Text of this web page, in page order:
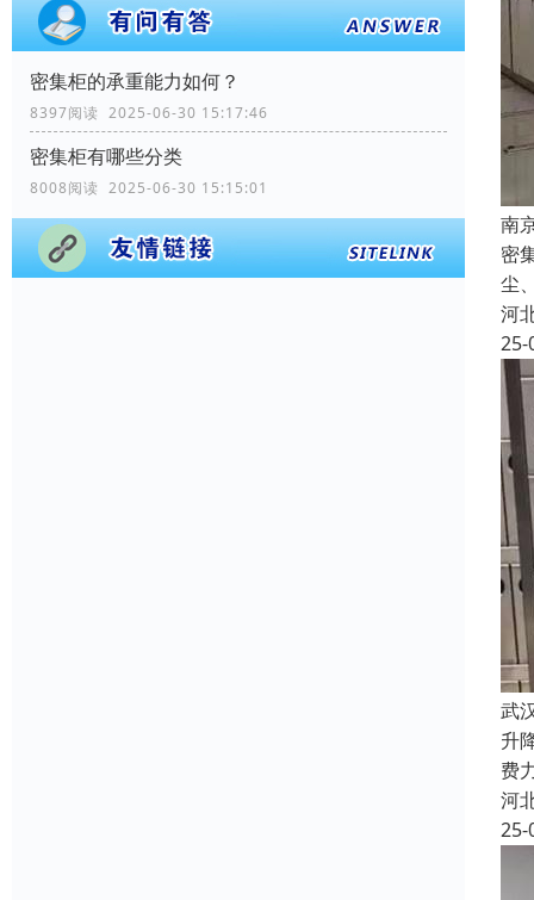
密集柜的承重能力如何？
8397阅读 2025-06-30 15:17:46
密集柜有哪些分类
8008阅读 2025-06-30 15:15:01
南
密
尘
河
25-
武
升
费
河
25-